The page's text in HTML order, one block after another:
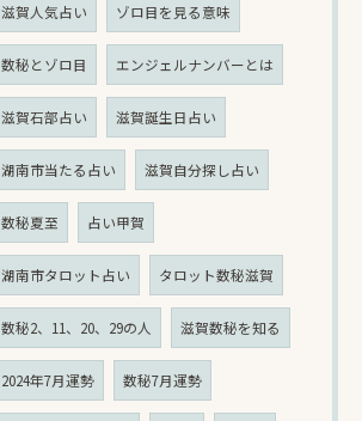
滋賀人気占い ゾロ目を見る意味
数秘とゾロ目 エンジェルナンバーとは
滋賀石部占い 滋賀誕生日占い
湖南市当たる占い 滋賀自分探し占い
数秘夏至 占い甲賀
湖南市タロット占い タロット数秘滋賀
数秘2、11、20、29の人 滋賀数秘を知る
2024年7月運勢 数秘7月運勢